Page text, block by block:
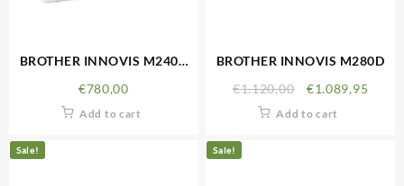
BROTHER INNOVIS M240D
€780,00
Add to cart
BROTHER INNOVIS M280D
€1.120,00 €1.089,95
Add to cart
Sale! Sale!